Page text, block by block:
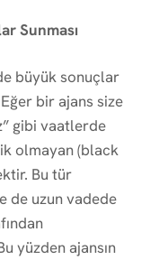
Sunması
büyük sonuçlar
bir ajans size
gibi vaatlerde
olmayan (black
Bu tür
de uzun vadede
yüzden ajansın